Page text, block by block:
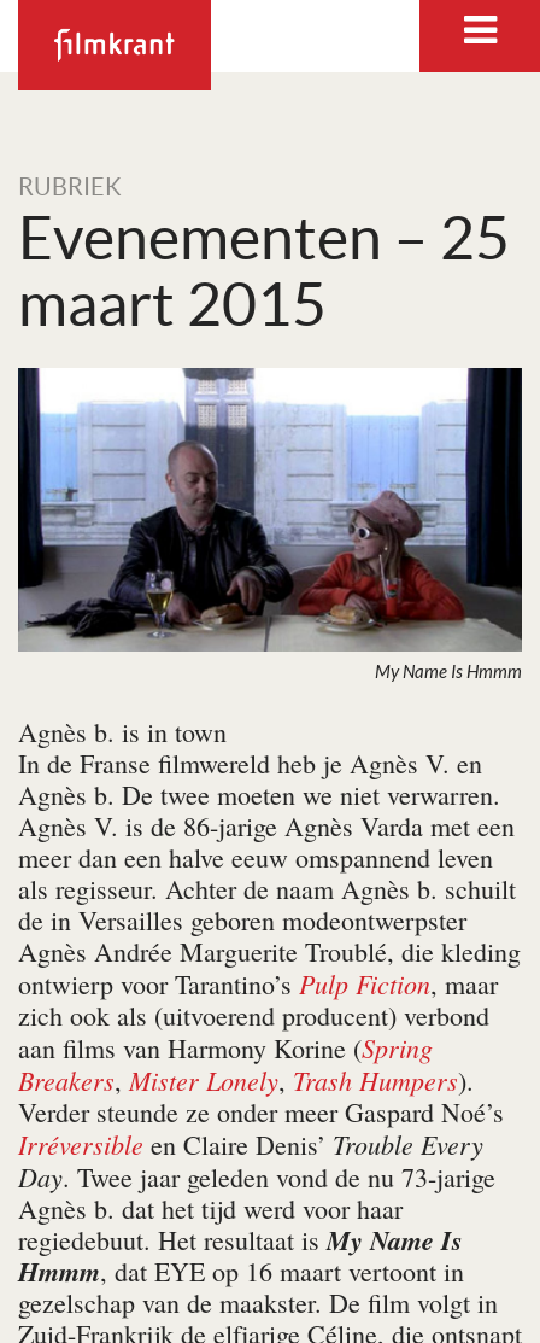
RUBRIEK
Evenementen – 25
maart 2015
My Name Is Hmmm
Agnès b. is in town
In de Franse filmwereld heb je Agnès V. en
Agnès b. De twee moeten we niet verwarren.
Agnès V. is de 86-jarige Agnès Varda met een
meer dan een halve eeuw omspannend leven
als regisseur. Achter de naam Agnès b. schuilt
de in Versailles geboren modeontwerpster
Agnès Andrée Marguerite Troublé, die kleding
ontwierp voor Tarantino’s Pulp Fiction, maar
zich ook als (uitvoerend producent) verbond
aan films van Harmony Korine (Spring
Breakers,Mister Lonely, Trash Humpers).
Verder steunde ze onder meer Gaspard Noé’s
Irréversible en Claire Denis’ Trouble Every
Day. Twee jaar geleden vond de nu 73-jarige
Agnès b. dat het tijd werd voor haar
regiedebuut. Het resultaat isMy Name Is
Hmmm, dat EYE op 16 maart vertoont in
gezelschap van de maakster. De film volgt in
Zuid-Frankrijk de elfjarige Céline, die ontsnapt